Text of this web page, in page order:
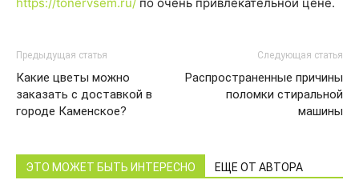
https://tonervsem.ru/ по очень привлекательной цене.
Предыдущая статья
Какие цветы можно
заказать с доставкой в
городе Каменское?
Следующая статья
Распространенные причины
поломки стиральной
машины
ЭТО МОЖЕТ БЫТЬ ИНТЕРЕСНО ЕЩЕ ОТ АВТОРА